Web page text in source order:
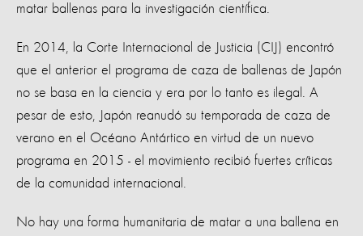
matar ballenas para la investigación científica.
En 2014, la Corte Internacional de Justicia (CIJ) encontró
que el anterior el programa de caza de ballenas de Japón
no se basa en la ciencia y era por lo tanto es ilegal. A
pesar de esto, Japón reanudó su temporada de caza de
verano en el Océano Antártico en virtud de un nuevo
programa en 2015 - el movimiento recibió fuertes críticas
de la comunidad internacional.
No hay una forma humanitaria de matar a una ballena en